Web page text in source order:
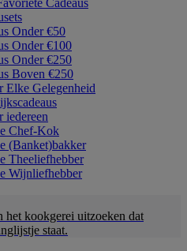
Cadeaus
Onder €50
Onder €100
Onder €250
Boven €250
Elke Gelegenheid
iedereen
Chef-Kok
(Banket)bakker
Theeliefhebber
Wijnliefhebber
het kookgerei uitzoeken dat
staat.